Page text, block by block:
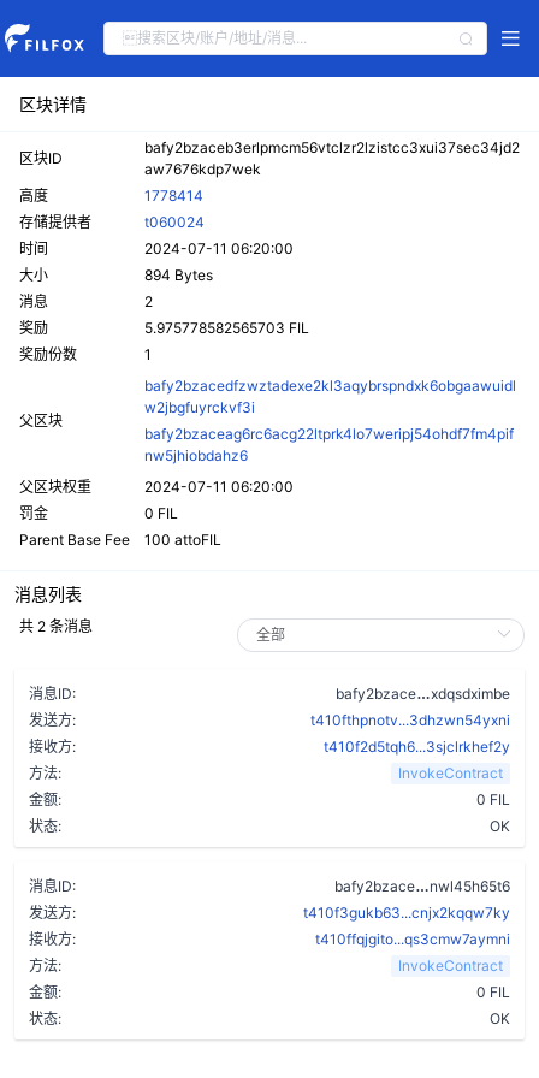
区块详情
区块ID
bafy2bzaceb3erlpmcm56vtclzr2lzistcc3xui37sec34jd2
aw7676kdp7wek
高度
1778414
存储提供者
t060024
时间
2024-07-11 06:20:00
大小
894 Bytes
消息
2
奖励
5.975778582565703 FIL
奖励份数
1
父区块
bafy2bzacedfzwztadexe2kl3aqybrspndxk6obgaawuidl
w2jbgfuyrckvf3i
bafy2bzaceag6rc6acg22ltprk4lo7weripj54ohdf7fm4pif
nw5jhiobdahz6
父区块权重
2024-07-11 06:20:00
罚金
0 FIL
Parent Base Fee
100 attoFIL
消息列表
共 2 条消息
消息ID: bafy2bzace
xdqsdximbe
发送方:
t410fthpnotv...3dhzwn54yxni
接收方:
t410f2d5tqh6...3sjclrkhef2y
方法:
InvokeContract
金额:
0 FIL
状态:
OK
消息ID: bafy2bzace
nwl45h65t6
发送方:
t410f3gukb63...cnjx2kqqw7ky
接收方:
t410ffqjgito...qs3cmw7aymni
方法:
InvokeContract
金额:
0 FIL
状态:
OK